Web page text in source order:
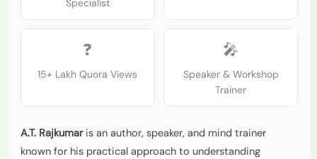
Specialist
❓
15+ Lakh Quora Views
🎤
Speaker & Workshop
Trainer
A.T. Rajkumaris an author, speaker, and mind trainer
known for his practical approach to understanding